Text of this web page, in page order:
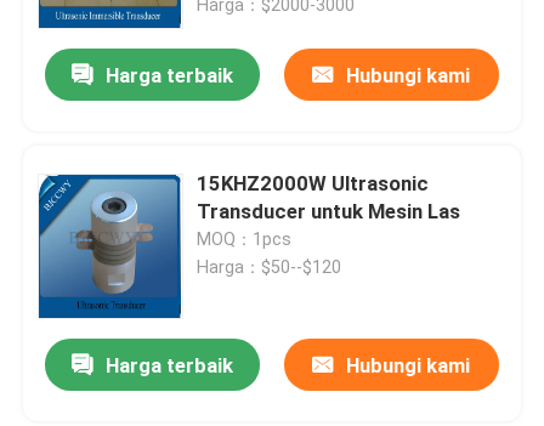
Harga：$2000-3000
Harga terbaik Hubungi kami
15KHZ2000W Ultrasonic
Transducer untuk Mesin Las
MOQ：1pcs
Harga：$50--$120
Harga terbaik Hubungi kami